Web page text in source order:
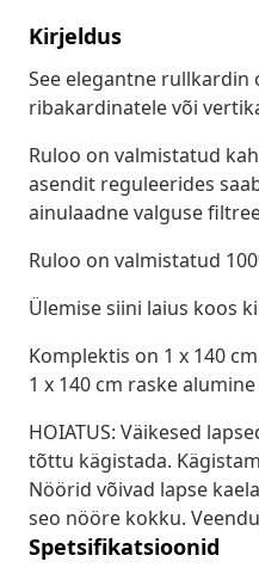
Kirjeldus
See elegantne
ribakardinatele või
Ruloo on valmistatud
asendit reguleerides
ainulaadne valguse
Ruloo on valmistatud
Ülemise siini laius koos
Komplektis on 1 x 140
1 x 140 cm raske
HOIATUS: Väikesed
tõttu kägistada.
Nöörid võivad lapse
seo nööre kokku.
Spetsifikatsioonid